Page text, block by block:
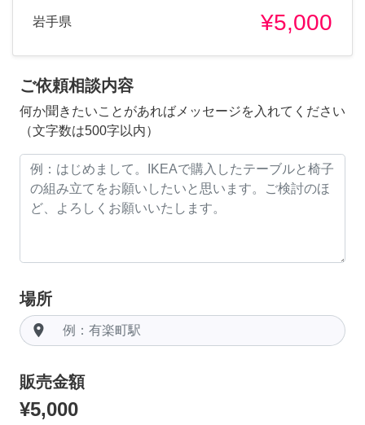
岩手県 ¥5,000
ご依頼相談内容
何か聞きたいことがあればメッセージを入れてください
（文字数は500字以内）
場所
room
販売金額
¥5,000